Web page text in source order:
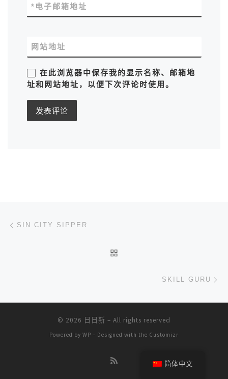
电子邮箱地址
*
网站地址
在此浏览器中保存我的显示名称、邮箱地
址和网站地址，以便下次评论时使用。
文章导航
SIN CITY SIPPER
SKILL GURU
© 2026 日日新 – All rights reserved
Powered by WP – Designed with the Customizr
简体中文